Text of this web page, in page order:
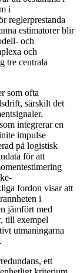
i
reglerprestanda
estimatorer blir
och
och
tre centrala
som ofta
särskilt det
integrerar en
impulse
på logistisk
för att
fordon visar att
i
jämfört med
till exempel
utmaningarna
ett